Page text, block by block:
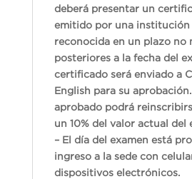
deberá presentar un
emitido por una institución
reconocida en un plazo no
posteriores a la fecha del
certificado será enviado a
English para su
aprobado podrá
un 10% del valor actual del
– El día del examen está
ingreso a la sede con
dispositivos electrónicos.